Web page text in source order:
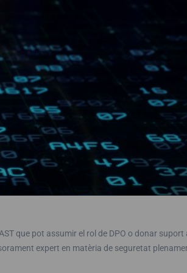
que pot assumir el rol de DPO o donar suport
expert en matèria de seguretat